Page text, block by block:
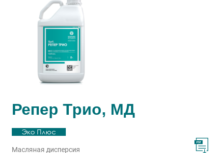
Репер Трио, МД
Эко Плюс
Масляная дисперсия